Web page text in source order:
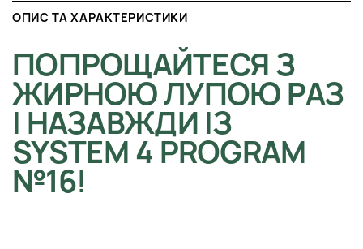
ОПИС ТА ХАРАКТЕРИСТИКИ
ПОПРОЩАЙТЕСЯ З
ЖИРНОЮ ЛУПОЮ РАЗ
І НАЗАВЖДИ ІЗ
SYSTEM 4 PROGRAM
№16!